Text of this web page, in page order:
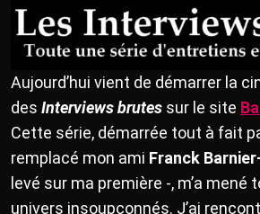
Aujourd’hui vient de démarrer la
des Interviews brutes sur le site
Cette série, démarrée tout à fait
remplacé mon ami Franck
levé sur ma première -, m’a
univers insoupçonnés. J’ai